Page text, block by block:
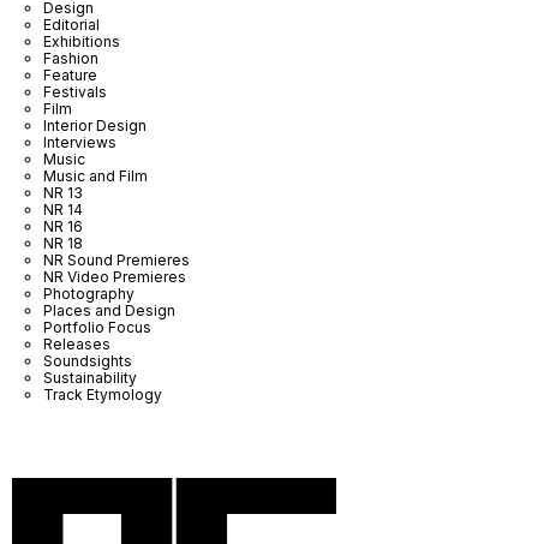
Design
Editorial
Exhibitions
Fashion
Feature
Festivals
Film
Interior Design
Interviews
Music
Music and Film
NR 13
NR 14
NR 16
NR 18
NR Sound Premieres
NR Video Premieres
Photography
Places and Design
Portfolio Focus
Releases
Soundsights
Sustainability
Track Etymology